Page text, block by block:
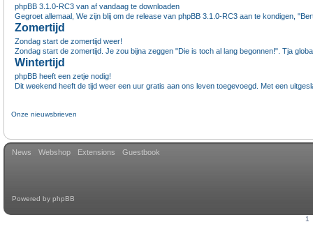
phpBB 3.1.0-RC3 van af vandaag te downloaden
Gegroet allemaal, We zijn blij om de release van phpBB 3.1.0-RC3 aan te kondigen,
Zomertijd
Zondag start de zomertijd weer!
Zondag start de zomertijd. Je zou bijna zeggen "Die is toch al lang begonnen!". Tja
Wintertijd
phpBB heeft een zetje nodig!
Dit weekend heeft de tijd weer een uur gratis aan ons leven toegevoegd. Met een
Onze nieuwsbrieven
News Webshop Extensions Guestbook
Powered by phpBB
1